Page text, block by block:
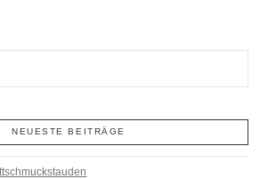
NEUESTE BEITRÄGE